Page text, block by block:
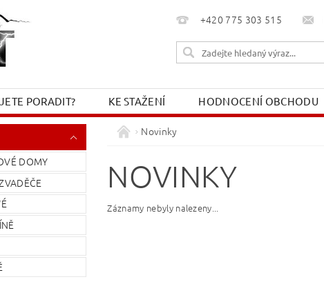
+420 775 303 515
PORADIT? KE STAŽENÍ HODNOCENÍ OBCHODU
KONTAKT OBCHODNÍ PODMÍNKY
DOMY
Novinky
NOVINKY
Záznamy nebyly nalezeny...